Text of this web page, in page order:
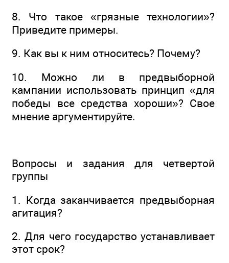
8. Что такое «грязные технологии»?
Приведите примеры.
9. Как вы к ним относитесь? Почему?
10. Можно ли в предвыборной
кампании использовать принцип «для
победы все средства хороши»? Свое
мнение аргументируйте.
Вопросы и задания для четвертой
группы
1. Когда заканчивается предвыборная
агитация?
2. Для чего государство устанавливает
этот срок?